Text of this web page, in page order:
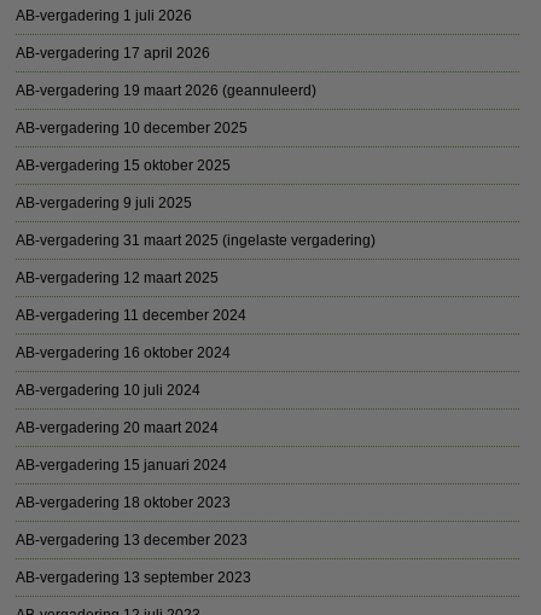
AB-vergadering 1 juli 2026
AB-vergadering 17 april 2026
AB-vergadering 19 maart 2026 (geannuleerd)
AB-vergadering 10 december 2025
AB-vergadering 15 oktober 2025
AB-vergadering 9 juli 2025
AB-vergadering 31 maart 2025 (ingelaste vergadering)
AB-vergadering 12 maart 2025
AB-vergadering 11 december 2024
AB-vergadering 16 oktober 2024
AB-vergadering 10 juli 2024
AB-vergadering 20 maart 2024
AB-vergadering 15 januari 2024
AB-vergadering 18 oktober 2023
AB-vergadering 13 december 2023
AB-vergadering 13 september 2023